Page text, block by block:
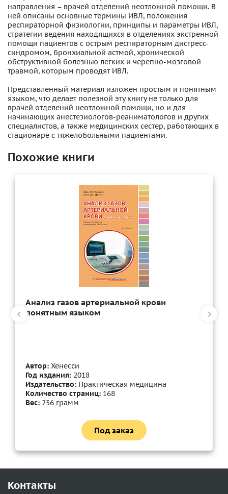
направления – врачей отделений неотложной помощи. В
ней описаны основные термины ИВЛ, положения
респираторной физиологии, принципы и параметры ИВЛ,
стратегии ведения находящихся в отделениях экстренной
помощи пациентов с острым респираторным дистресс-
синдромом, бронхиальной астмой, хронической
обструктивной болезнью легких и черепно-мозговой
травмой, которым проводят ИВЛ.
Представленный материал изложен простым и понятным
языком, что делает полезной эту книгу не только для
врачей отделений неотложной помощи, но и для
начинающих анестезиологов-реаниматологов и других
специалистов, а также медицинских сестер, работающих в
стационаре с тяжелобольными пациентами.
Похожие книги
Анализ газов артериальной крови
понятным языком
Автор: Хенесси
Год издания: 2018
Издательство: Практическая медицина
Количество страниц: 168
Вес: 256 грамм
Под заказ
Контакты